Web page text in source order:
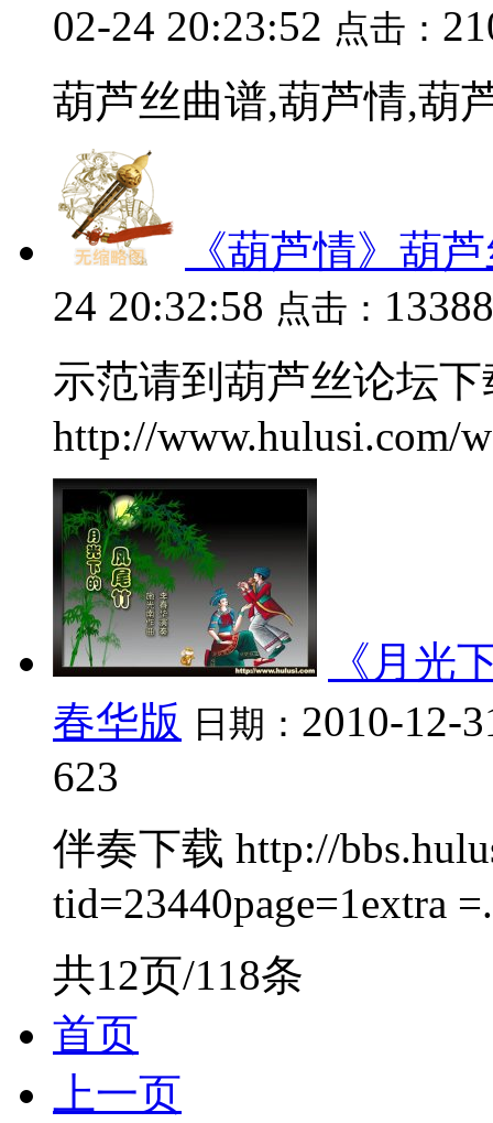
02-24 20:23:52 点击：
葫芦丝曲谱,葫芦情,葫
《葫芦情》葫
24 20:32:58 点击：
示范请到葫芦丝论坛下
http://www.hulusi.com/
《月光
春华版 日期： 2010-12-
623
伴奏下载 http://
tid=23440page=1extra
共12页/118条
首页
上一页